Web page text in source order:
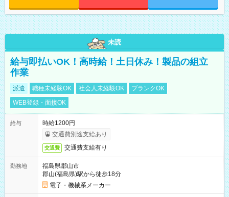
未読
給与即払いOK！高時給！土日休み！製品の組立
作業
派遣 職種未経験OK 社会人未経験OK
ブランクOK
WEB登録・面接OK
給与
時給1200円
交通費別途支給あり
交通費 交通費支給有り
勤務地
福島県郡山市
郡山(福島県)駅から徒歩18分
電子・機械系メーカー